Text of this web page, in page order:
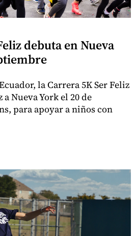
debuta en Nueva
la Carrera 5K Ser Feliz
Nueva York el 20 de
para apoyar a niños con